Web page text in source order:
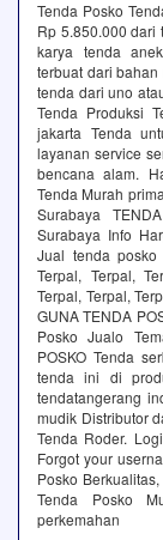
Tenda Posko
Rp 5.850.000 dari
karya tenda
terbuat dari
tenda dari uno
Tenda Produksi
jakarta Tenda
layanan service
bencana alam.
Tenda Murah
Surabaya
Surabaya Info
Jual tenda posko
Terpal, Terpal,
Terpal, Terpal,
GUNA TENDA
Posko Jualo
POSKO Tenda
tenda ini di
tendatangerang
mudik Distributor
Tenda Roder.
Forgot your
Posko
Tenda Posko
perkemahan